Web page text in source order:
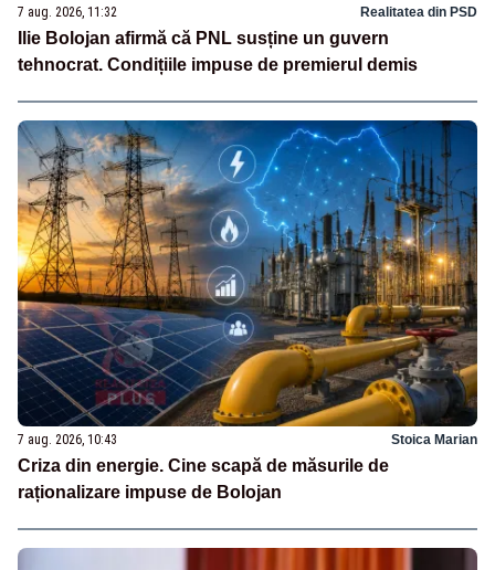
7 aug. 2026, 11:32 Realitatea din PSD
Ilie Bolojan afirmă că PNL susține un guvern
tehnocrat. Condițiile impuse de premierul demis
7 aug. 2026, 10:43 Stoica Marian
Criza din energie. Cine scapă de măsurile de
raționalizare impuse de Bolojan